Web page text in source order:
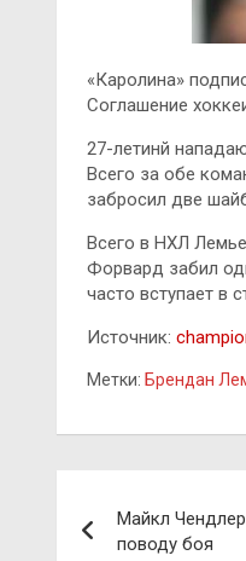
«Каролина»
Соглашение
27-летинй
Всего за обе
забросил две
Всего в НХЛ
Форвард забил
часто вступает в
Источник:
Метки: Брендан
по
Майкл
поводу боя